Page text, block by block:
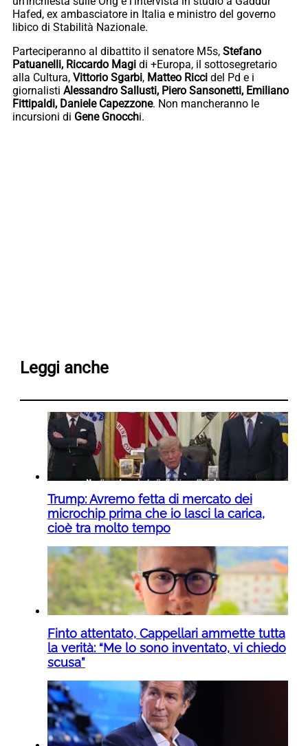
Hafed, ex ambasciatore in Italia e ministro del governo
libico di Stabilità Nazionale.
Parteciperanno al dibattito il senatore M5s, Stefano
Patuanelli, Riccardo Magi di +Europa, il sottosegretario
alla Cultura, Vittorio Sgarbi, Matteo Ricci del Pd e i
giornalisti Alessandro Sallusti, Piero Sansonetti, Emiliano
Fittipaldi, Daniele Capezzone. Non mancheranno le
incursioni di Gene Gnocchi.
Leggi anche
Trump: Avremo fetta di mercato dei
microchip prima che io lasci la carica,
cioè tra molto tempo
Finto attentato, Cappellari ammette tutta
la verità: “Me lo sono inventato, vi chiedo
scusa”